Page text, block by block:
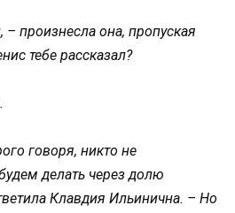
– произнесла она, пропуская
тебе рассказал?
говоря, никто не
делать через долю
Клавдия Ильинична. – Но